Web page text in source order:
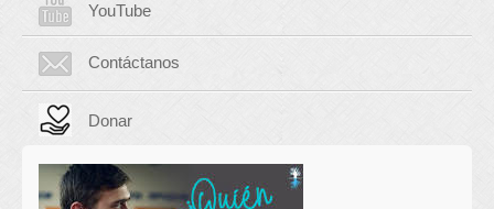
YouTube
Contáctanos
Donar